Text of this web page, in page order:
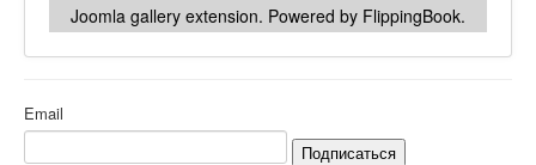
Joomla gallery extension. Powered by FlippingBook.
Email
Подписаться